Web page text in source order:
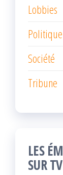
Lobbies
Politique
Société
Tribune
LES
SUR